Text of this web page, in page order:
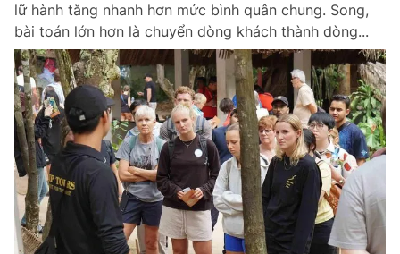
Đọc Thanh Niên trên điện thoại
Theo dõi báo trên
Hotline
0906 645 777
Liên hệ quảng cáo
0908 780 404
lữ hành tăng nhanh hơn mức bình quân chung. Song,
bài toán lớn hơn là chuyển dòng khách thành dòng...